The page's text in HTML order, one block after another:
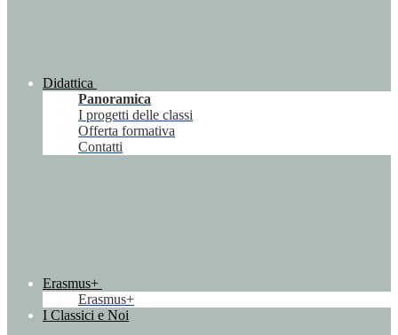
Didattica
Panoramica
I progetti delle classi
Offerta formativa
Contatti
Erasmus+
Erasmus+
I Classici e Noi